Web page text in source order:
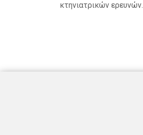
κτηνιατρικών ερευνών.